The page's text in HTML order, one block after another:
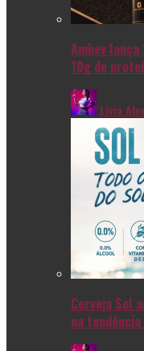
Ambev
10g de
Livia
Cerveja Sol
na